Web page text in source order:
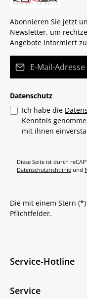
Abonnieren Sie jetzt
Newsletter, um
Angebote informiert
Datenschutz
Ich habe die
Kenntnis
mit ihnen
Diese Seite ist durch
Datenschutzrichtlinie und
Die mit einem Stern
Pflichtfelder.
Service-Hotline
Service